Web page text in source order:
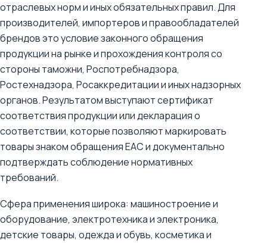
отраслевых норм и иных обязательных правил. Для
производителей, импортеров и правообладателей
брендов это условие законного обращения
продукции на рынке и прохождения контроля со
стороны таможни, Роспотребнадзора,
Ростехнадзора, Росаккредитации и иных надзорных
органов. Результатом выступают сертификат
соответствия продукции или декларация о
соответствии, которые позволяют маркировать
товары знаком обращения ЕАС и документально
подтверждать соблюдение нормативных
требований.
Сфера применения широка: машиностроение и
оборудование, электротехника и электроника,
детские товары, одежда и обувь, косметика и